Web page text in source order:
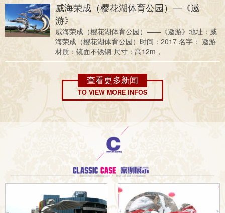
威海荣成（樱花湖体育公园）—《遨
游》
威海荣成（樱花湖体育公园）——《遨游》地址：威
海荣成（樱花湖体育公园）时间：2017 名字： 遨游
材质：镜面不锈钢 尺寸：高12m，
查看更多新闻
TO VIEW MORE INFOS